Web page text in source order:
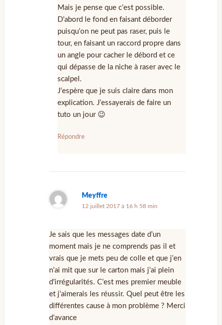
Mais je pense que c’est possible.
D’abord le fond en faisant déborder
puisqu’on ne peut pas raser, puis le
tour, en faisant un raccord propre dans
un angle pour cacher le débord et ce
qui dépasse de la niche à raser avec le
scalpel.
J’espère que je suis claire dans mon
explication. J’essayerais de faire un
tuto un jour 😉
Répondre
Meyffre
12 juillet 2017 à 16 h 58 min
Je sais que les messages date d’un
moment mais je ne comprends pas il et
vrais que je mets peu de colle et que j’en
n’ai mit que sur le carton mais j’ai plein
d’irrégularités. C’est mes premier meuble
et j’aimerais les réussir. Quel peut être les
différentes cause à mon problème ? Merci
d’avance